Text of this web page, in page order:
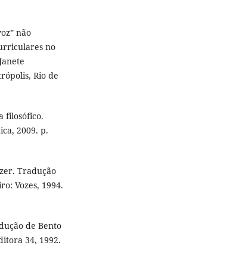
não
no
Rio de
filosófico.
2009. p.
Tradução
Vozes, 1994.
de Bento
34, 1992.